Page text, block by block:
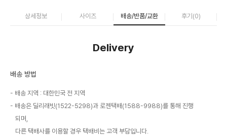
상세정보 사이즈 배송/반품/교환 후기(0)
Delivery
배송 방법
배송 지역 : 대한민국 전 지역
배송은 딜리래빗(1522-5298)과 로젠택배(1588-9988)를 통해 진행
되며,
다른 택배사를 이용할 경우 택배비는 고객 부담입니다.